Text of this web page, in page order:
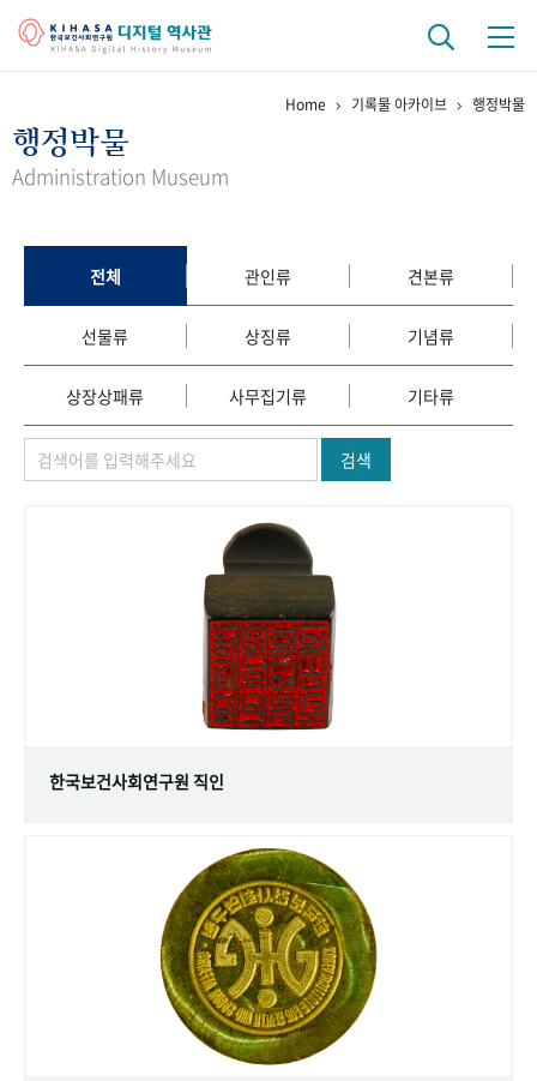
걸어온 길 기관 변천사
정책과 연구 키워드로 보는 연구 역사
연구자들
간행물 변천사
기록물 아카이브
사진 아카이브 문서 기록물 행정박물 영상 기록물
숫자로 보는 50년 50+1
Home 기록물 아카이브 행정박물
행정박물
Administration Museum
전체 관인류 견본류
선물류 상징류 기념류
상장상패류 사무집기류 기타류
검색
한국보건사회연구원 직인